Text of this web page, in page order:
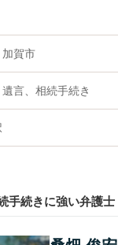
賀市
言、相続手続き
手続きに強い弁護士